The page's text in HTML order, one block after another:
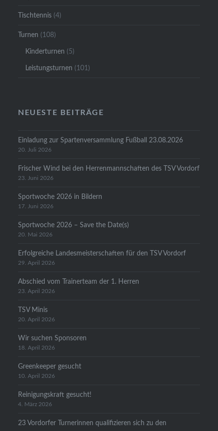
Tischtennis (4)
Turnen (108)
Kinderturnen (5)
Leistungsturnen (101)
NEUESTE BEITRÄGE
Einladung zur Spartenversammlung Fußball 23.08.2026
20. Juli 2026
Frischer Wind bei den Herrenmannschaften des TSV Vordorf
23. Juni 2026
Sportwoche 2026 in Bildern
17. Juni 2026
Sportwoche 2026 – Save the Date(s)
20. Mai 2026
Erfolgreiche Landesmeisterschaften für den TSV Vordorf
29. April 2026
Abschied vom Trainerteam der 1. Herren
23. April 2026
TSV Minis
20. April 2026
Wir suchen Sponsoren
18. April 2026
Greenkeeper gesucht
10. April 2026
Reinigungskraft gesucht!
4. März 2026
23 Vordorfer Turnerinnen qualifizieren sich zu den